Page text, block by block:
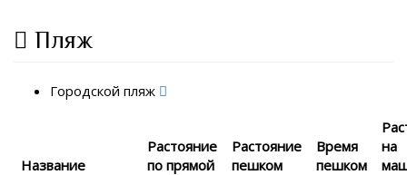
Пляж
Городской пляж
Название
Растояние
по прямой
Растояние
пешком
Время
пешком
на